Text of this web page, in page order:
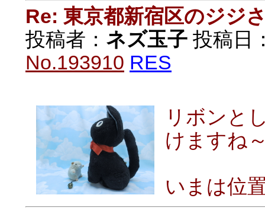
Re: 東京都新宿区のジジ
投稿者： ネズ玉子 投稿日
No.193910 RES
リボンと
けますね
いまは位